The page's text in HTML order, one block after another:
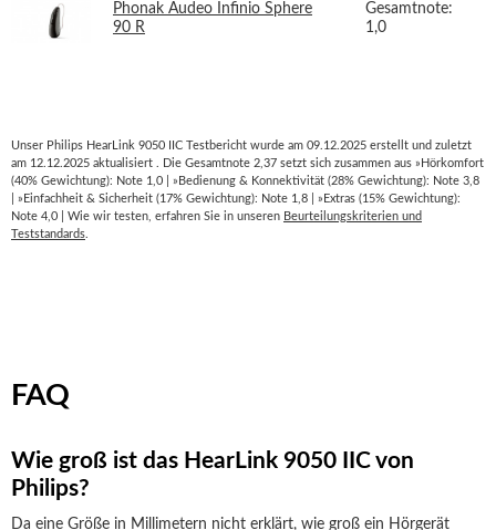
Phonak Audeo Infinio Sphere
90 R
Gesamtnote:
1,0
Unser Philips HearLink 9050 IIC Testbericht wurde am 09.12.2025 erstellt und zuletzt
am 12.12.2025 aktualisiert . Die Gesamtnote 2,37 setzt sich zusammen aus »Hörkomfort
(40% Gewichtung): Note 1,0 | »Bedienung & Konnektivität (28% Gewichtung): Note 3,8
| »Einfachheit & Sicherheit (17% Gewichtung): Note 1,8 | »Extras (15% Gewichtung):
Note 4,0 | Wie wir testen, erfahren Sie in unseren Beurteilungskriterien und
Teststandards.
FAQ
Wie groß ist das HearLink 9050 IIC von
Philips?
Da eine Größe in Millimetern nicht erklärt, wie groß ein Hörgerät